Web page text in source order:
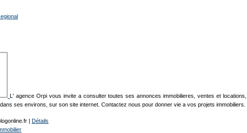
L' agence Orpi vous invite a consulter toutes ses annonces immobilieres, ventes et locations,
ses environs, sur son site internet. Contactez nous pour donner vie a vos projets immobiliers.
| Détails